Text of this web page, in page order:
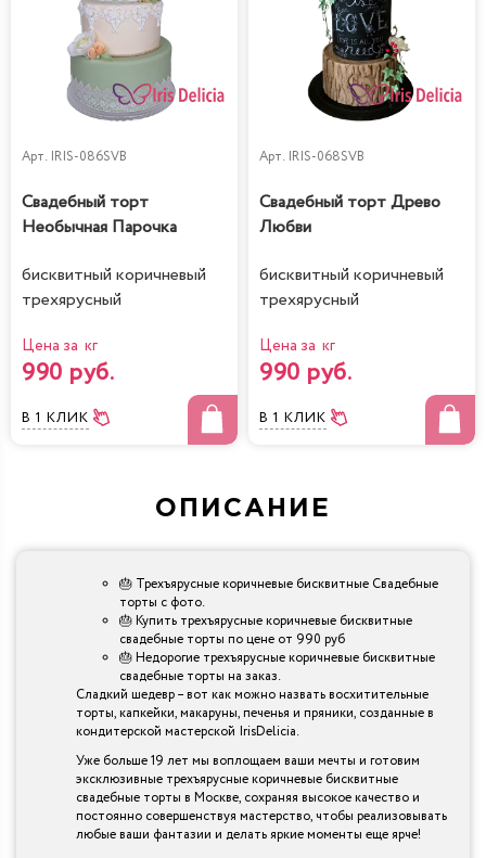
Арт. IRIS-086SVB
Свадебный торт
Необычная Парочка
бисквитный коричневый
трехярусный
Цена за кг
990 руб.
В 1 КЛИК
Арт. IRIS-068SVB
Свадебный торт Древо
Любви
бисквитный коричневый
трехярусный
Цена за кг
990 руб.
В 1 КЛИК
ОПИСАНИЕ
🎂 Трехъярусные коричневые бисквитные Свадебные
торты с фото.
🎂 Купить трехъярусные коричневые бисквитные
свадебные торты по цене от 990 руб
🎂 Недорогие трехъярусные коричневые бисквитные
свадебные торты на заказ.
Сладкий шедевр – вот как можно назвать восхитительные
торты, капкейки, макаруны, печенья и пряники, созданные в
кондитерской мастерской IrisDelicia.
Уже больше 19 лет мы воплощаем ваши мечты и готовим
эксклюзивные трехъярусные коричневые бисквитные
свадебные торты в Москве, сохраняя высокое качество и
постоянно совершенствуя мастерство, чтобы реализовывать
любые ваши фантазии и делать яркие моменты еще ярче!